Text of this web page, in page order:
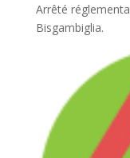
Arrêté
Bisgambiglia.